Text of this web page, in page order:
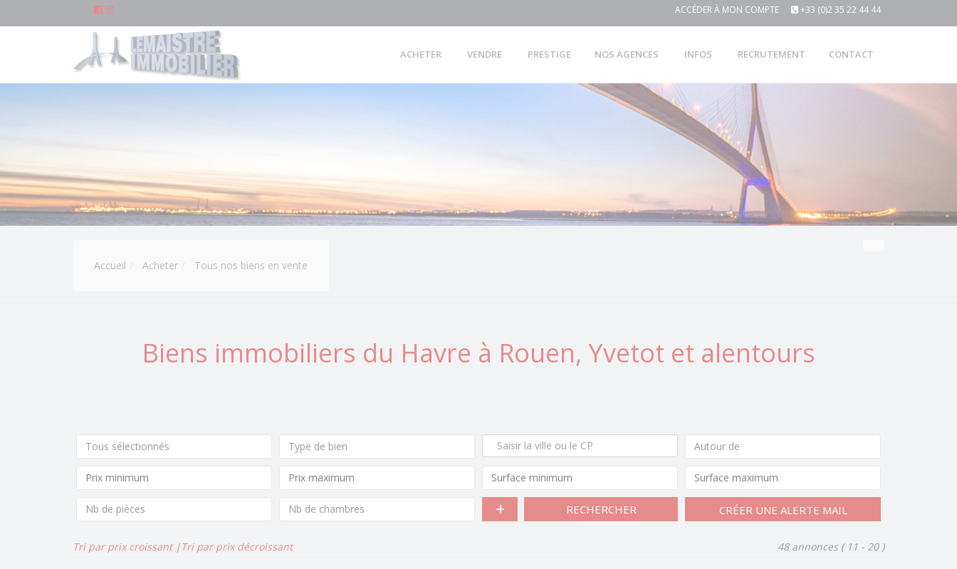
ACCÉDER À MON COMPTE +33 (0)2 35 22 44 44
ACHETER VENDRE PRESTIGE NOS AGENCES INFOS RECRUTEMENT CONTACT
Accueil Acheter Tous nos biens en vente
Biens immobiliers du Havre à Rouen, Yvetot et alentours
Tous sélectionnés Type de bien Autour de
Nb de pièces Nb de chambres RECHERCHER CRÉER UNE ALERTE MAIL
Tri par prix croissant|Tri par prix décroissant 48 annonces ( 11 - 20 )